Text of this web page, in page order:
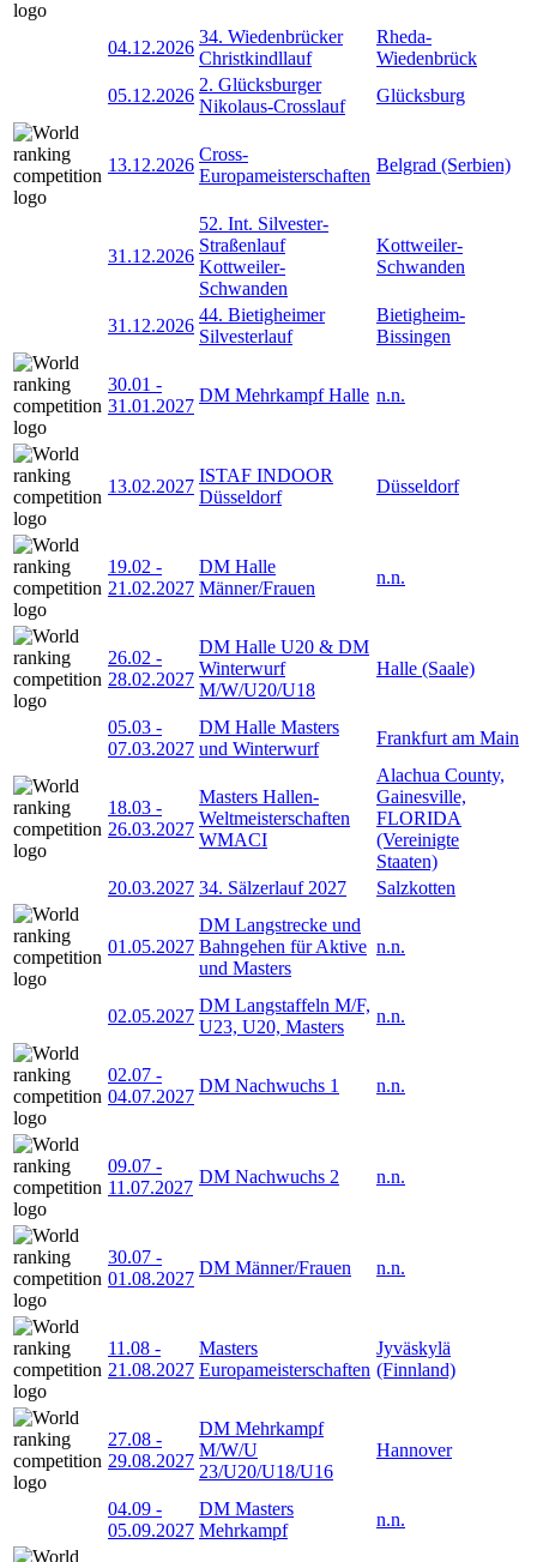
04.12.2026
34. Wiedenbrücker
Christkindllauf
Rheda-
Wiedenbrück
05.12.2026
2. Glücksburger
Nikolaus-Crosslauf
Glücksburg
13.12.2026
Cross-
Europameisterschaften
Belgrad (Serbien)
31.12.2026
52. Int. Silvester-
Straßenlauf
Kottweiler-
Schwanden
Kottweiler-
Schwanden
31.12.2026
44. Bietigheimer
Silvesterlauf
Bietigheim-
Bissingen
30.01 -
31.01.2027
DM Mehrkampf Halle n.n.
13.02.2027
ISTAF INDOOR
Düsseldorf
Düsseldorf
19.02 -
21.02.2027
DM Halle
Männer/Frauen
n.n.
26.02 -
28.02.2027
DM Halle U20 & DM
Winterwurf
M/W/U20/U18
Halle (Saale)
05.03 -
07.03.2027
DM Halle Masters
und Winterwurf
Frankfurt am Main
18.03 -
26.03.2027
Masters Hallen-
Weltmeisterschaften
WMACI
Alachua County,
Gainesville,
FLORIDA
(Vereinigte
Staaten)
20.03.2027 34. Sälzerlauf 2027 Salzkotten
01.05.2027
DM Langstrecke und
Bahngehen für Aktive
und Masters
n.n.
02.05.2027
DM Langstaffeln M/F,
U23, U20, Masters
n.n.
02.07 -
04.07.2027
DM Nachwuchs 1 n.n.
09.07 -
11.07.2027
DM Nachwuchs 2 n.n.
30.07 -
01.08.2027
DM Männer/Frauen n.n.
11.08 -
21.08.2027
Masters
Europameisterschaften
Jyväskylä
(Finnland)
27.08 -
29.08.2027
DM Mehrkampf
M/W/U
23/U20/U18/U16
Hannover
04.09 -
05.09.2027
DM Masters
Mehrkampf
n.n.